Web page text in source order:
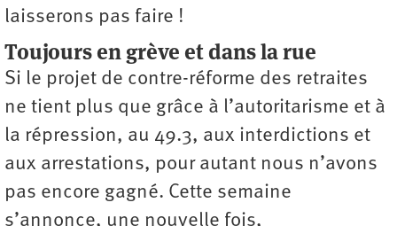
laisserons pas faire !
Toujours en grève et dans la rue
Si le projet de contre-réforme des retraites
ne tient plus que grâce à l’autoritarisme et à
la répression, au 49.3, aux interdictions et
aux arrestations, pour autant nous n’avons
pas encore gagné. Cette semaine
s’annonce, une nouvelle fois,